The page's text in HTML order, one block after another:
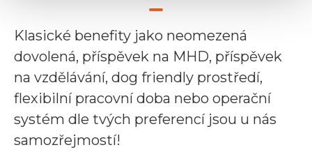
Klasické benefity jako neomezená
dovolená, příspěvek na MHD, příspěvek
na vzdělávání, dog friendly prostředí,
flexibilní pracovní doba nebo operační
systém dle tvých preferencí jsou u nás
samozřejmostí!